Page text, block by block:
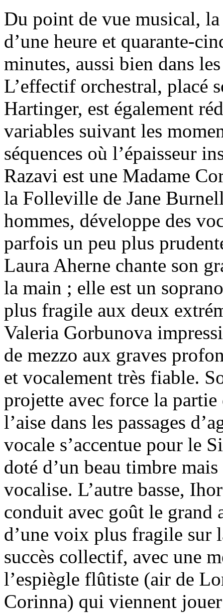
Du point de vue musical,
d’une heure et quarante-
minutes, aussi bien dans
L’effectif orchestral, placé
Hartinger, est également
variables suivant les
séquences où l’épaisseur
Razavi est une Madame
la Folleville de Jane
hommes, développe des
parfois un peu plus
Laura Aherne chante son
la main ; elle est un
plus fragile aux deux
Valeria Gorbunova
de mezzo aux graves
et vocalement très fiable.
projette avec force la
l’aise dans les passages
vocale s’accentue pour le
doté d’un beau timbre
vocalise. L’autre basse,
conduit avec goût le grand
d’une voix plus fragile sur
succès collectif, avec une
l’espiègle flûtiste (air de
Corinna) qui viennent